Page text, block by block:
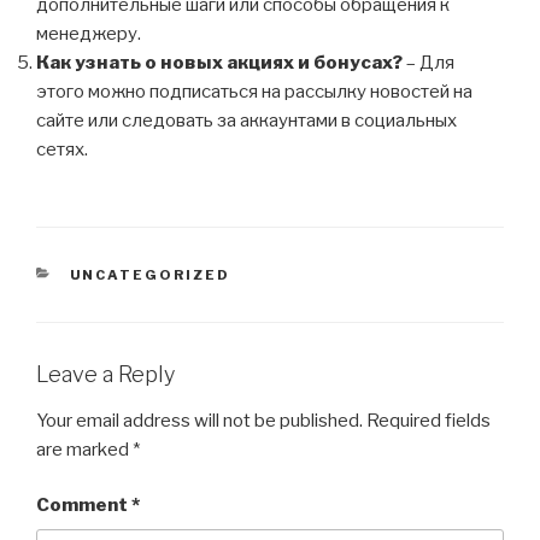
дополнительные шаги или способы обращения к
менеджеру.
Как узнать о новых акциях и бонусах?– Для
этого можно подписаться на рассылку новостей на
сайте или следовать за аккаунтами в социальных
сетях.
CATEGORIES
UNCATEGORIZED
Leave a Reply
Your email address will not be published. Required fields
are marked *
Comment *